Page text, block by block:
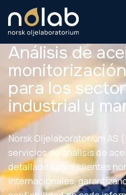
Análisis de
para los
industrial y
Norsk Oljelaboratorium AS
servicios de análisis de
detallados para clientes
internacionales,